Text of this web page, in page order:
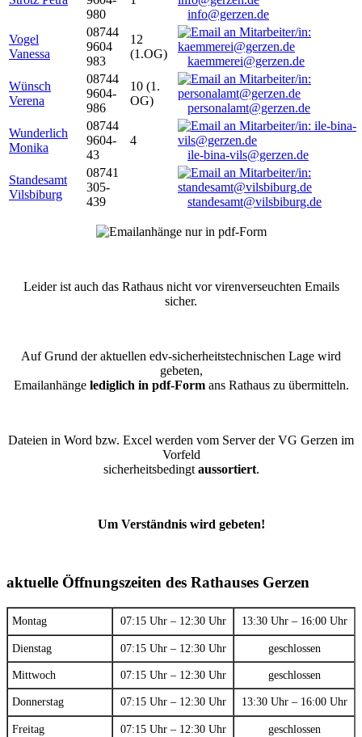
980
info@gerzen.de
Vogel
Vanessa
08744
9604
983
12
(1.OG)
kaemmerei@gerzen.de
Wünsch
Verena
08744
9604-
986
10 (1.
OG)
personalamt@gerzen.de
Wunderlich
Monika
08744
9604-
43
4
ile-bina-vils@gerzen.de
Standesamt
Vilsbiburg
08741
305-
439
standesamt@vilsbiburg.de
Leider ist auch das Rathaus nicht vor virenverseuchten Emails
sicher.
Auf Grund der aktuellen edv-sicherheitstechnischen Lage wird
gebeten,
Emailanhänge lediglich in pdf-Formans Rathaus zu übermitteln.
Dateien in Word bzw. Excel werden vom Server der VG Gerzen im
Vorfeld
sicherheitsbedingt aussortiert.
Um Verständnis wird gebeten!
aktuelle Öffnungszeiten des Rathauses Gerzen
Montag 07:15 Uhr – 12:30 Uhr 13:30 Uhr – 16:00 Uhr
Dienstag 07:15 Uhr – 12:30 Uhr geschlossen
Mittwoch 07:15 Uhr – 12:30 Uhr geschlossen
Donnerstag 07:15 Uhr – 12:30 Uhr 13:30 Uhr – 16:00 Uhr
Freitag 07:15 Uhr – 12:30 Uhr geschlossen